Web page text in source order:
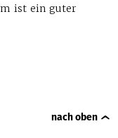
ist ein guter
nach oben